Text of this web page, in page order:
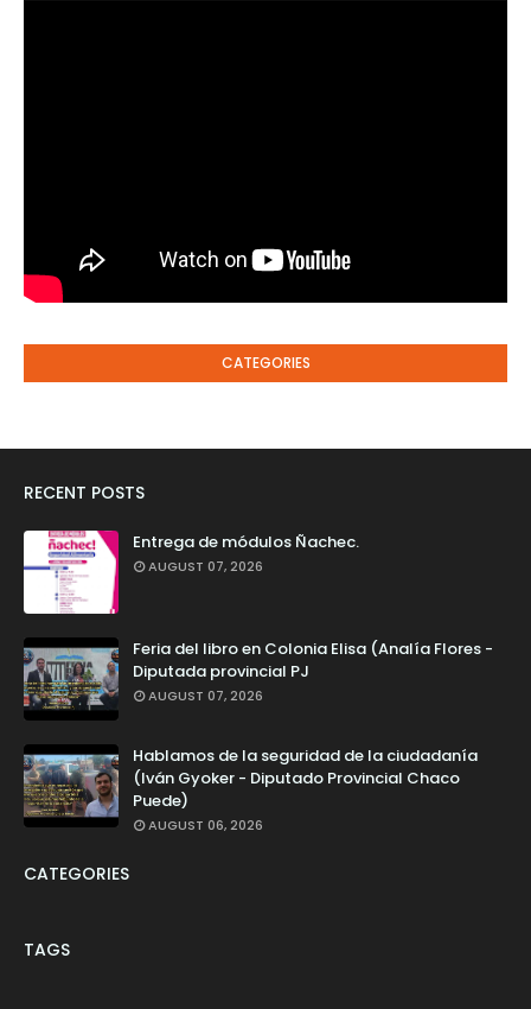
CATEGORIES
RECENT POSTS
Entrega de módulos Ñachec.
AUGUST 07, 2026
Feria del libro en Colonia Elisa (Analía Flores -
Diputada provincial PJ
AUGUST 07, 2026
Hablamos de la seguridad de la ciudadanía
(Iván Gyoker - Diputado Provincial Chaco
Puede)
AUGUST 06, 2026
CATEGORIES
TAGS